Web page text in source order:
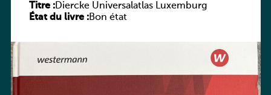
Titre :Diercke Universalatlas Luxemburg
État du livre :Bon état